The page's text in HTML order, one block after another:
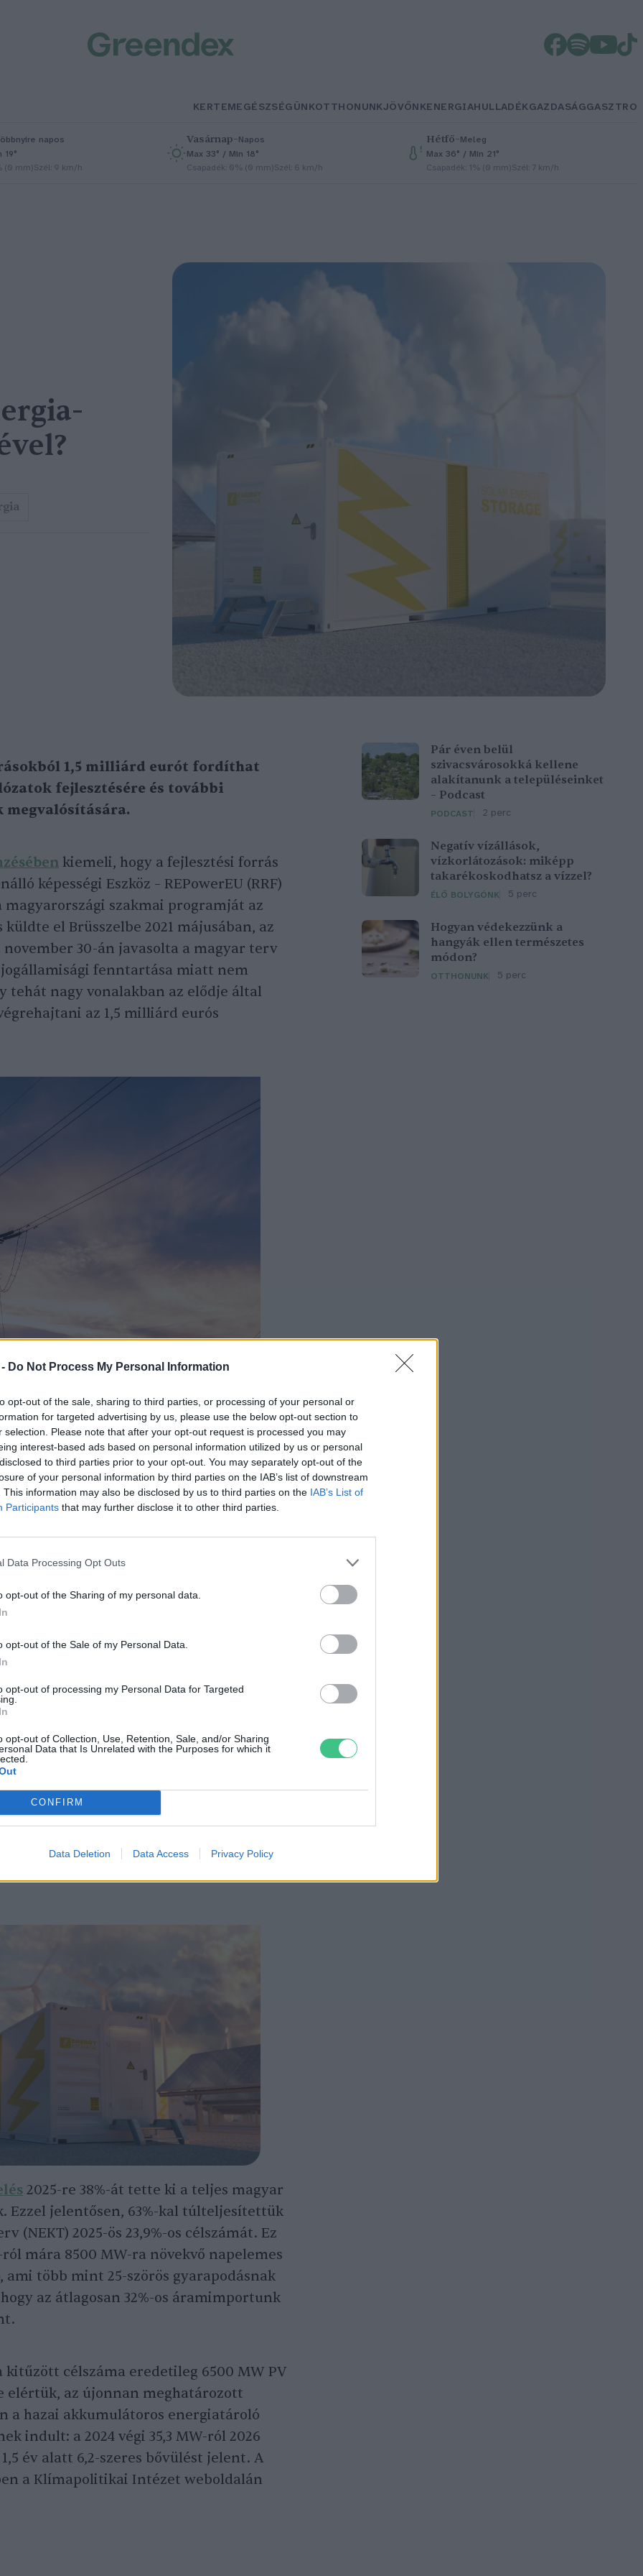
Do Not Process My Personal Information
opt-out of the sale, sharing to third parties, or processing of your personal or
for targeted advertising by us, please use the below opt-out section to
selection. Please note that after your opt-out request is processed you may
interest-based ads based on personal information utilized by us or personal
to third parties prior to your opt-out. You may separately opt-out of the
of your personal information by third parties on the IAB’s list of downstream
This information may also be disclosed by us to third parties on the IAB’s List of
Participants that may further disclose it to other third parties.
Data Processing Opt Outs
opt-out of the Sharing of my personal data.
opt-out of the Sale of my Personal Data.
opt-out of processing my Personal Data for Targeted
opt-out of Collection, Use, Retention, Sale, and/or Sharing
Data that Is Unrelated with the Purposes for which it
CONFIRM
Data Deletion Data Access Privacy Policy
KERTEMEGÉSZSÉGÜNKOTTHONUNKJÖVŐNKENERGIAHULLADÉKGAZDASÁGGASZTRO
napos
19°
(0 mm)Szél: 9 km/h
Vasárnap–Napos
Max 33° / Min 18°
Csapadék: 0% (0 mm)Szél: 6 km/h
Hétfő–Meleg
Max 36° / Min 21°
Csapadék: 1% (0 mm)Szél: 7 km/h
1,5 milliárd eurót fordíthat
fejlesztésére és további
kiemeli, hogy a fejlesztési forrás
képességi Eszköz – REPowerEU (RRF)
magyarországi szakmai programját az
el Brüsszelbe 2021 májusában, az
november 30-án javasolta a magyar terv
jogállamisági fenntartása miatt nem
tehát nagy vonalakban az elődje által
az 1,5 milliárd eurós
áramtermelés robbanásszerű
a dél körüli túltermelés miatti
negatív vagy közel negatív áras
naperőművi túltermelése, a
egyelőre alacsony felszabályozási
a gyorsan növekvő, de
kapacitások.
kezelésének legfontosabb eszköze az
A nap- és szélerőműveink
a negatív árak és a
is orvosolhatók lennének, ha
el tudnánk tárolni, hiány esetén pedig
Kezdjük tehát a végén: reálisan
szükség 2030-ig, hogy a rendszer
2025-re 38%-át tette ki a teljes magyar
Ezzel jelentősen, 63%-kal túlteljesítettük
(NEKT) 2025-ös 23,9%-os célszámát. Ez
ról mára 8500 MW-ra növekvő napelemes
ami több mint 25-szörös gyarapodásnak
az átlagosan 32%-os áramimportunk
célszáma eredetileg 6500 MW PV
elértük, az újonnan meghatározott
a hazai akkumulátoros energiatároló
indult: a 2024 végi 35,3 MW-ról 2026
év alatt 6,2-szeres bővülést jelent. A
a Klímapolitikai Intézet weboldalán
Pár éven belül
szivacsvárosokká kellene
alakítanunk a településeinket
– Podcast
PODCAST 2 perc
Negatív vízállások,
vízkorlátozások: miképp
takarékoskodhatsz a vízzel?
ÉLŐ BOLYGÓNK 5 perc
Hogyan védekezzünk a
hangyák ellen természetes
módon?
OTTHONUNK 5 perc